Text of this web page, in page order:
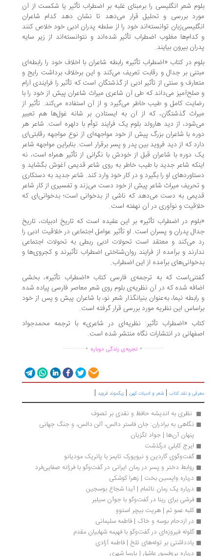
شعر انگلیسی را برمبنای غلبه بر اضطراب تأثیر یا شکست از آن
بررسی و تحلیل قرار می‌دهد تا نشان دهد کدام شاعران
توانسته‌اند خود را از سلطه پدران ادبی خود خلاص کنند
مغلوب اضطراب تأثیر شده‌اند و نتوانسته‌اند از زیر سایه
بیرون بیایند.
در کتاب «اضطراب تأثیر» رابطه شاعران با اخلاف خود را رابطه‌ای
بر جدال و رقابت تعریف می‌کند و این برخلاف برداشت رایج و
و سنتی از تأثیر ادبی از گذشتگان است که تأثیر را فرایندی آرام
می‌داند که طی آن شاعری میراث شاعران پیش از خود را با
کامل و طیب خاطر می‌گیرد و از آن استفاده می‌کند. تأثیر از
گذشتگان، که از آن به ایستادن بر شانه غول‌ها هم تعبیر
از دید هارولد بلوم یک فرایند توأم با دلهره است. شاعر هر
با شاعران بزرگ پیش از خود مواجهه‌ای از نوع مواجهه رقابتی‌ای
که از دید فروید بین پدر و پسر برقرار است. بنابراین مواجهه شاعر
دوره با شاعران قبل از خودش با نگرانی از تأثیر همراه است، نه
شاعر جدید با طیب خاطر به روی شاعر قدیمی آغوش بگشاید و
او را بگیرد و در کار خود وارد کند. شاعر جدید به دستکاری
میراث شاعر پیش از خود دست می‌زند و تفسیری از کار شاعر
به دست می‌دهد که ناشی از بدخوانی است؛ بدخوانی‌ای که
و نوآوری در آن نهفته است.
در اضطراب تأثیر» بر این عقیده است که تاریخ ادبیات، تاریخ
پدران و پسران است. او تأثیر عوامل اجتماعی در خلاقیت ادبی را
می‌کند و معتقد است تحولات ادبی ربطی به تحولات اجتماعی
و برآمده از فرایند روان‌شناختی اضطراب تأثیرند و کجروی‌ها و
برآمده از این اضطراب.
که به ترجمه‌ی فارسی کتاب «اضطراب تأثیر»، بخشی
شده که در آن نظریه‌ی بلوم روی شعر معاصر فارسی پیاده شده
نیما، به‌عنوان بنیانگذار شعر نو، با شاعران پیش و پس از خود
این نظریه مورد بررسی قرار گرفته است.
«اضطراب تأثیر: نظریه‌ای در شاعری» با ترجمه محمدجواد
در انتشارات نگاه منتشر شده است.
................تجربه‌ی زندگی دوباره ...............
و نقد کتاب|شعر و ادبیات کهن|زیگموند فروید|
نظری به اندیشه حافظ و نقدی بر تصوف
نگاهی به برادران: جان فاستر دالس، آلن دالس، و جنگ جهانی
پنهان آن‌ها | جواد لگزیان
ایرج کابلی درگذشت
گفت‌وگوی گاردین و نیویورک تایمز با پاتریک مودیانو
روابط دختر و پسر در ‌رمان ایرانی در گفت‌وگو با فرزانه صفایی‌فرد
درباره واپسین بخت | زهرا کوشکی
درباره یک رمان ناتمام | آیدا شجاع بوسجین
فرشی برای رینا در گفت‌وگو با جوآن سیلبر
کلبه عمو تم | هریت بیچر استوو
در ازدحام بوسه و خاک | فاطمه سلیمانی
گلوله فیروزه‌ای در گفت‌وگو با فهیمه شهابیان مقدم
یادداشتی بر توله‌های تلخ | فاطمه آزادی
درباره پروفسور عاشق | پارسا شهری